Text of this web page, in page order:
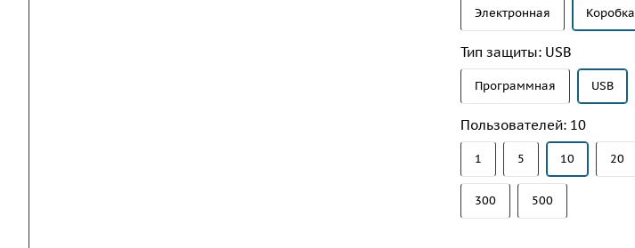
Электронная Коробка
Тип защиты: USB
Программная USB
Пользователей: 10
1 5 10 20
300 500